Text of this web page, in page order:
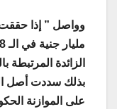
الزائدة المرتبطة
بذلك سددت أصل
على الموازنة